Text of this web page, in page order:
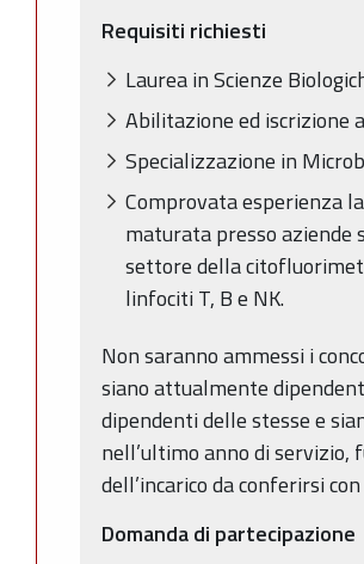
Requisiti richiesti
Laurea in Scienze
Abilitazione ed iscrizione
Specializzazione in
Comprovata esperienza
maturata presso aziende
settore della
linfociti T, B e NK.
Non saranno ammessi i
siano attualmente
dipendenti delle stesse e
nell’ultimo anno di
dell’incarico da conferirsi
Domanda di partecipazione